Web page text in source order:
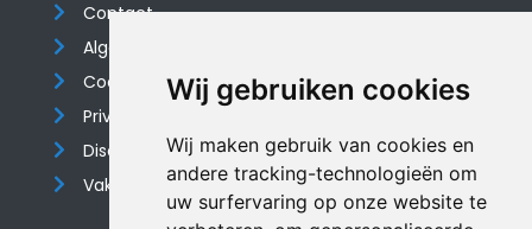
Wij gebruiken cookies
Wij maken gebruik van cookies en
andere tracking-technologieën om
uw surfervaring op onze website te
Contact
Algemene voorwaarden
Cookieverklaring
Privacyverklaring
Disclaimer
Vakantiehuis website